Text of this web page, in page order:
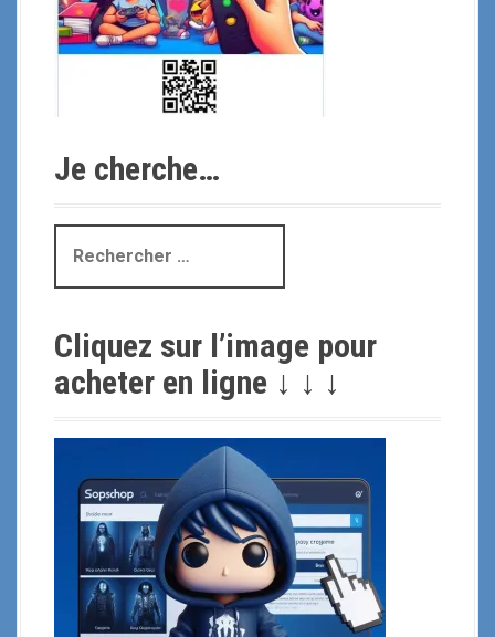
Je cherche…
c
e
c
Cliquez sur l’image pour
acheter en ligne ↓ ↓ ↓